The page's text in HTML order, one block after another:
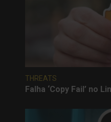
THREATS
Falha ‘Copy Fail’ no